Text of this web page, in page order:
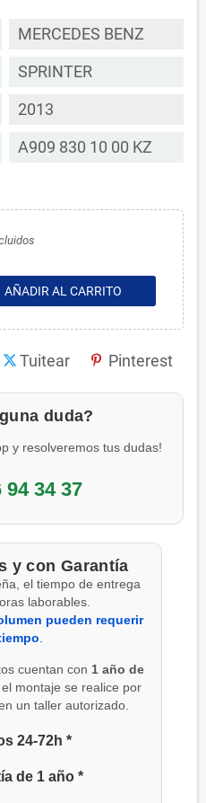
MERCEDES BENZ
SPRINTER
2013
A909 830 10 00 KZ
AÑADIR AL CARRITO
Tuitear Pinterest
duda?
y resolveremos tus dudas!
94 34 37
y con Garantía
el tiempo de entrega
laborables.
pueden requerir
cuentan con 1 año de
montaje se realice por
un taller autorizado.
24-72h *
de 1 año *